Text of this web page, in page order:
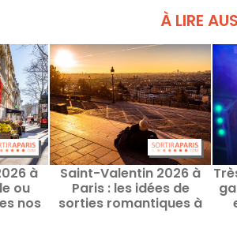
À LIRE
à
ou
nos
Saint-Valentin 2026 à
Paris : les idées de
sorties romantiques à